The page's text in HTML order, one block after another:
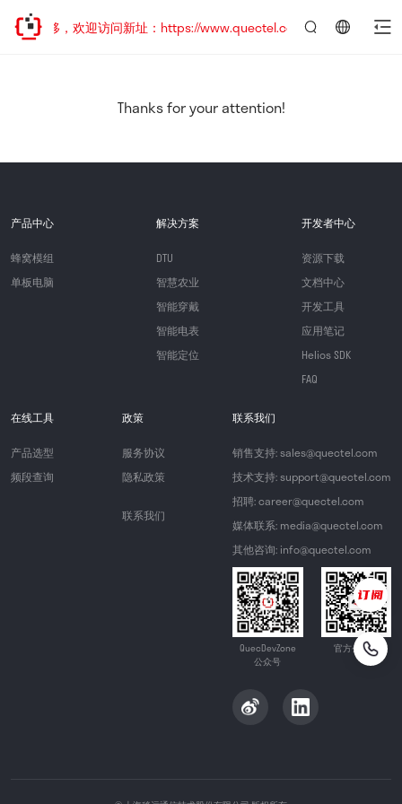
址已迁移，欢迎访问新址：https://www.quectel.com.cn
Thanks for your attention!
产品中心
蜂窝模组
单板电脑
解决方案
DTU
智慧农业
智能穿戴
智能电表
智能定位
开发者中心
资源下载
文档中心
开发工具
应用笔记
Helios SDK
FAQ
在线工具
产品选型
频段查询
政策
服务协议
隐私政策
联系我们
联系我们
销售支持: sales@quectel.com
技术支持: support@quectel.com
招聘: career@quectel.com
媒体联系: media@quectel.com
其他咨询: info@quectel.com
QuecDevZone
公众号
官方公众号